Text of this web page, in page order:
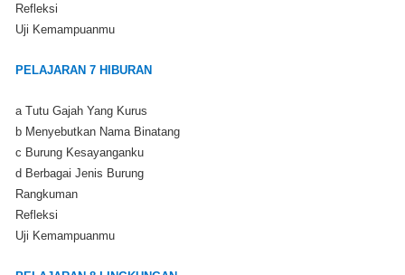
Refleksi
Uji Kemampuanmu
PELAJARAN 7 HIBURAN
a Tutu Gajah Yang Kurus
b Menyebutkan Nama Binatang
c Burung Kesayanganku
d Berbagai Jenis Burung
Rangkuman
Refleksi
Uji Kemampuanmu